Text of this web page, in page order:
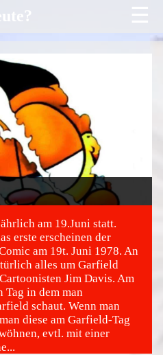
☰
am 19.Juni statt.
erste erscheinen der
am 19t. Juni 1978. An
alles um Garfield
Jim Davis. Am
Tag in dem man
schaut. Wenn man
diese am Garfield-Tag
evtl. mit einer